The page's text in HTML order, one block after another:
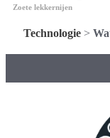
Zoete lekkernijen
Technologie>